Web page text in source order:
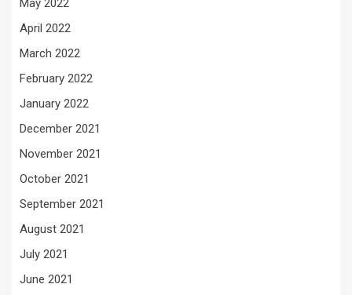
May 2022
April 2022
March 2022
February 2022
January 2022
December 2021
November 2021
October 2021
September 2021
August 2021
July 2021
June 2021